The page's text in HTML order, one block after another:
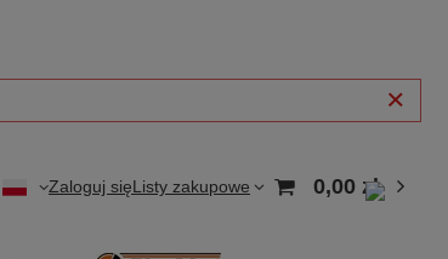
Zaloguj sięListy zakupowe 0,00 zł